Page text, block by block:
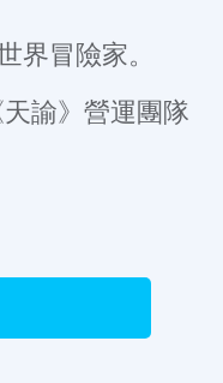
界冒險家。
天諭》營運團隊